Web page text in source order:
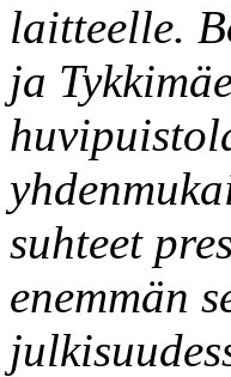
laitteelle.
ja
suhteet
enemmän